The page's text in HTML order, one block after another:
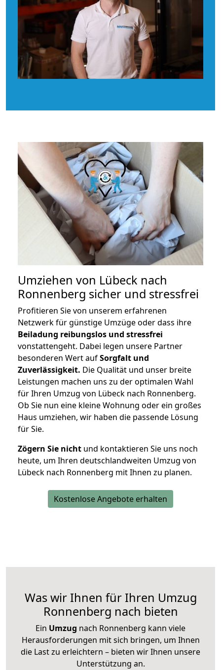
Umziehen von Lübeck nach
Ronnenberg sicher und stressfrei
Profitieren Sie von unserem erfahrenen
Netzwerk für günstige Umzüge oder dass ihre
Beiladung reibungslos und stressfrei
vonstattengeht. Dabei legen unsere Partner
besonderen Wert aufSorgfalt und
Zuverlässigkeit. Die Qualität und unser breite
Leistungen machen uns zu der optimalen Wahl
für Ihren Umzug von Lübeck nach Ronnenberg.
Ob Sie nun eine kleine Wohnung oder ein großes
Haus umziehen, wir haben die passende Lösung
für Sie.
Zögern Sie nicht und kontaktieren Sie uns noch
heute, um Ihren deutschlandweiten Umzug von
Lübeck nach Ronnenberg mit Ihnen zu planen.
Kostenlose Angebote erhalten
Was wir Ihnen für Ihren Umzug
Ronnenberg nach bieten
Ein Umzug nach Ronnenberg kann viele
Herausforderungen mit sich bringen, um Ihnen
die Last zu erleichtern – bieten wir Ihnen unsere
Unterstützung an.